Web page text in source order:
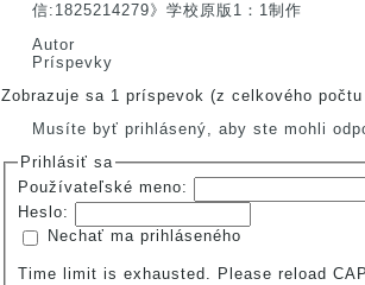
信:1825214279》学校原版1：1制作
Autor
Príspevky
Zobrazuje sa 1 príspevok (z celkového počtu
Musíte byť prihlásený, aby ste mohli
Prihlásiť sa
Používateľské meno:
Heslo:
Nechať ma prihláseného
Time limit is exhausted. Please reload